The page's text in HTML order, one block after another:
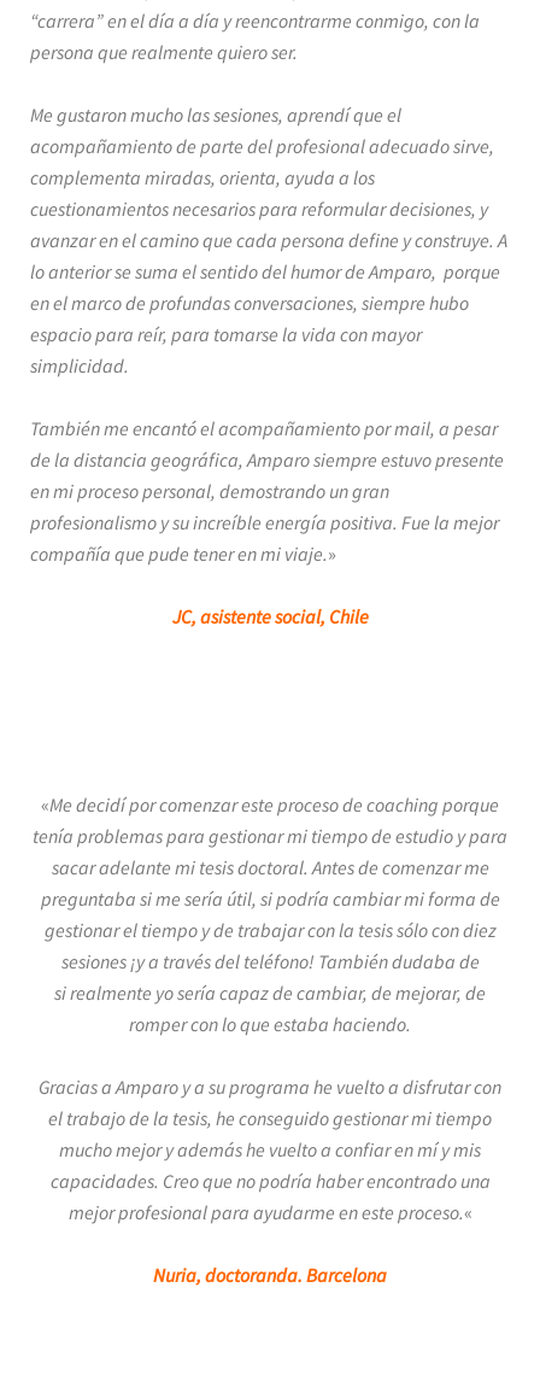
“carrera” en el día a día y reencontrarme conmigo, con la
persona que realmente quiero ser.
Me gustaron mucho las sesiones, aprendí que el
acompañamiento de parte del profesional adecuado sirve,
complementa miradas, orienta, ayuda a los
cuestionamientos necesarios para reformular decisiones, y
avanzar en el camino que cada persona define y construye. A
lo anterior se suma el sentido del humor de Amparo, porque
en el marco de profundas conversaciones, siempre hubo
espacio para reír, para tomarse la vida con mayor
simplicidad.
También me encantó el acompañamiento por mail, a pesar
de la distancia geográfica, Amparo siempre estuvo presente
en mi proceso personal, demostrando un gran
profesionalismo y su increíble energía positiva. Fue la mejor
compañía que pude tener en mi viaje.»
JC, asistente social, Chile
«Me decidí por comenzar este proceso de coaching porque
tenía problemas para gestionar mi tiempo de estudio y para
sacar adelante mi tesis doctoral. Antes de comenzar me
preguntaba si me sería útil, si podría cambiar mi forma de
gestionar el tiempo y de trabajar con la tesis sólo con diez
sesiones ¡y a través del teléfono! También dudaba de
si realmente yo sería capaz de cambiar, de mejorar, de
romper con lo que estaba haciendo.
Gracias a Amparo y a su programa he vuelto a disfrutar con
el trabajo de la tesis, he conseguido gestionar mi tiempo
mucho mejor y además he vuelto a confiar en mí y mis
capacidades. Creo que no podría haber encontrado una
mejor profesional para ayudarme en este proceso.«
Nuria, doctoranda. Barcelona